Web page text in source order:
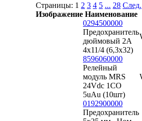
Страницы: 1 2 3 4 5 ... 28 След.
Изображение Наименование
0294500000
Предохранитель
дюймовый 2А
4х11/4 (6,3х32)
8596060000
Релейный
модуль MRS
24Vdc 1CO
5uAu (10шт)
0192900000
Предохранитель